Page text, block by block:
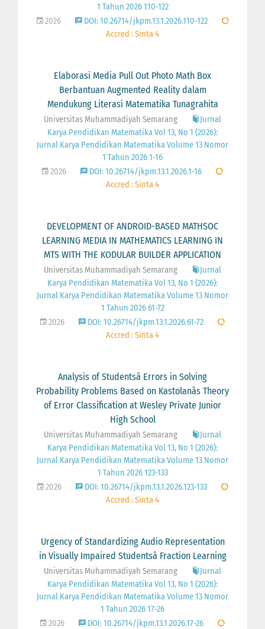
1 Tahun 2026 110-122
2026
DOI: 10.26714/jkpm.13.1.2026.110-122
Accred : Sinta 4
Elaborasi Media Pull Out Photo Math Box
Berbantuan Augmented Reality dalam
Mendukung Literasi Matematika Tunagrahita
Universitas Muhammadiyah Semarang
Jurnal
Karya Pendidikan Matematika Vol 13, No 1 (2026):
Jurnal Karya Pendidikan Matematika Volume 13 Nomor
1 Tahun 2026 1-16
2026
DOI: 10.26714/jkpm.13.1.2026.1-16
Accred : Sinta 4
DEVELOPMENT OF ANDROID-BASED MATHSOC
LEARNING MEDIA IN MATHEMATICS LEARNING IN
MTS WITH THE KODULAR BUILDER APPLICATION
Universitas Muhammadiyah Semarang
Jurnal
Karya Pendidikan Matematika Vol 13, No 1 (2026):
Jurnal Karya Pendidikan Matematika Volume 13 Nomor
1 Tahun 2026 61-72
2026
DOI: 10.26714/jkpm.13.1.2026.61-72
Accred : Sinta 4
Analysis of Studentsâ Errors in Solving
Probability Problems Based on Kastolanâs Theory
of Error Classification at Wesley Private Junior
High School
Universitas Muhammadiyah Semarang
Jurnal
Karya Pendidikan Matematika Vol 13, No 1 (2026):
Jurnal Karya Pendidikan Matematika Volume 13 Nomor
1 Tahun 2026 123-133
2026
DOI: 10.26714/jkpm.13.1.2026.123-133
Accred : Sinta 4
Urgency of Standardizing Audio Representation
in Visually Impaired Studentsâ Fraction Learning
Universitas Muhammadiyah Semarang
Jurnal
Karya Pendidikan Matematika Vol 13, No 1 (2026):
Jurnal Karya Pendidikan Matematika Volume 13 Nomor
1 Tahun 2026 17-26
2026
DOI: 10.26714/jkpm.13.1.2026.17-26